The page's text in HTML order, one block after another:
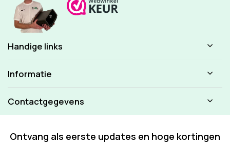
Handige links
Informatie
Contactgegevens
Ontvang als eerste updates en hoge kortingen